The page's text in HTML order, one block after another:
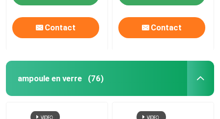
Contact Contact
ampoule en verre (76)